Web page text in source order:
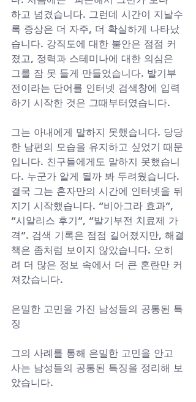
하고 넘겼습니다. 그런데 시간이 지날수
록 증상은 더 자주, 더 확실하게 나타났
습니다. 강직도에 대한 불안은 점점 커
졌고, 정력과 스테미나에 대한 의심은
그를 잠 못 들게 만들었습니다. 발기부
전이라는 단어를 인터넷 검색창에 입력
하기 시작한 것은 그때부터였습니다.
그는 아내에게 말하지 못했습니다. 당당
한 남편의 모습을 유지하고 싶었기 때문
입니다. 친구들에게도 말하지 못했습니
다. 누군가 알게 될까 봐 두려웠습니다.
결국 그는 혼자만의 시간에 인터넷을 뒤
지기 시작했습니다. “비아그라 효과”,
“시알리스 후기”, “발기부전 치료제 가
격”. 검색 기록은 점점 길어졌지만, 해결
책은 좀처럼 보이지 않았습니다. 오히
려 더 많은 정보 속에서 더 큰 혼란만 커
져갔습니다.
은밀한 고민을 가진 남성들의 공통된 특
징
그의 사례를 통해 은밀한 고민을 안고
사는 남성들의 공통된 특징을 정리해 보
았습니다.